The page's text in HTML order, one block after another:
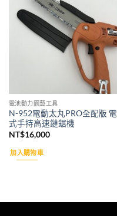
電池動力園藝工具
N-952電動太丸PRO全配版
式手持高速鏈鋸機
NT$16,000
加入購物車